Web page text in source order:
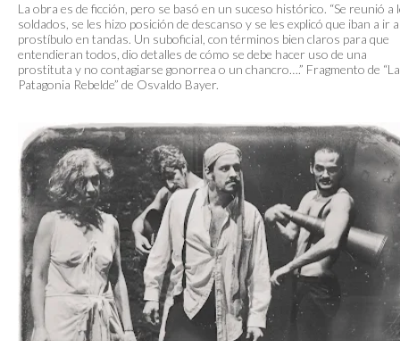
La obra es de ficción, pero se basó en un suceso histórico. “Se reunió a
soldados, se les hizo posición de descanso y se les explicó que iban a ir
prostíbulo en tandas. Un suboficial, con términos bien claros para que
entendieran todos, dio detalles de cómo se debe hacer uso de una
prostituta y no contagiarse gonorrea o un chancro….” Fragmento de “La
Patagonia Rebelde” de Osvaldo Bayer.